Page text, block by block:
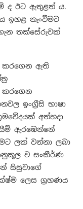
ද ඊට ඇතුළත් ය.
ඉහළ නැංවීමට
තක්සේරුවක්
කරගෙන ඇති
කරගෙන
ඉංග්‍රීසි භාෂා
අත්හදා
ඇරඹෙන්නේ
ලක් වන්නා ලබා
ව සංකීර්ණ
සිසුවාගේ
ලෙස ග්‍රහණය